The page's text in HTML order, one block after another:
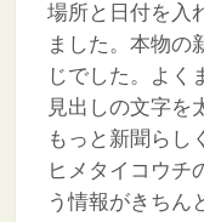
場所と日付を入
ました。本物の
じでした。よく
見出しの文字を
もっと新聞らし
ヒメタイコウチ
う情報がきちん